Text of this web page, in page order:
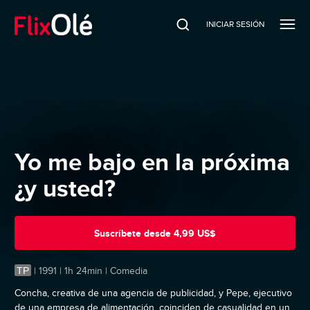
INICIAR SESIÓN
Yo me bajo en la próxima
¿y usted?
Suscríbete desde 4,99 US$
TP | 1991 | 1h 24min | Comedia
Concha, creativa de una agencia de publicidad, y Pepe, ejecutivo
de una empresa de alimentación, coinciden de casualidad en un